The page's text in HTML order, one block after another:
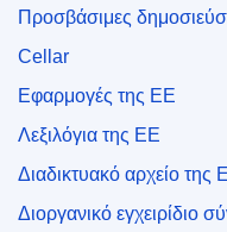
Προσβάσιμες
Cellar
Εφαρμογές της ΕΕ
Λεξιλόγια της ΕΕ
Διαδικτυακό αρχείο της
Διοργανικό εγχειρίδιο